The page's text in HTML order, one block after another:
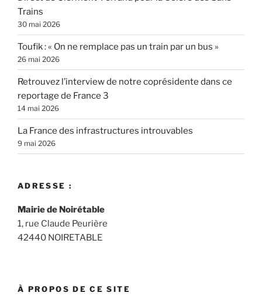
Trains
30 mai 2026
Toufik : « On ne remplace pas un train par un bus »
26 mai 2026
Retrouvez l’interview de notre coprésidente dans ce
reportage de France 3
14 mai 2026
La France des infrastructures introuvables
9 mai 2026
ADRESSE :
Mairie de Noirétable
1, rue Claude Peurière
42440 NOIRETABLE
À PROPOS DE CE SITE